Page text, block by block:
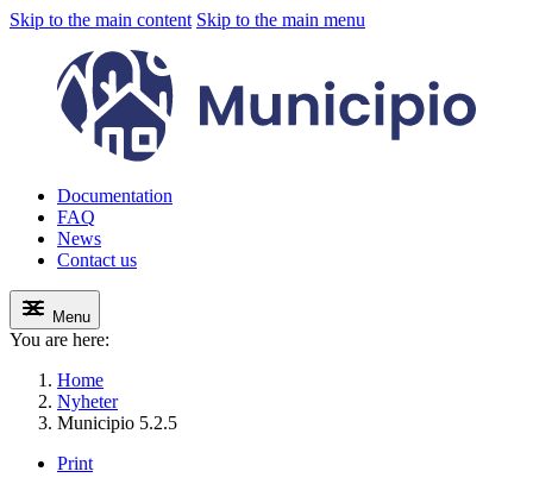
Skip to the main content Skip to the main menu
Documentation
FAQ
News
Contact us
Menu
You are here:
Home
Nyheter
Municipio 5.2.5
Print